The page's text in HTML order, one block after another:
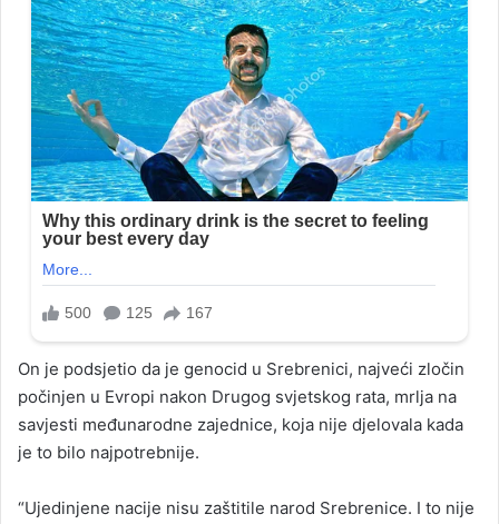
On je podsjetio da je genocid u Srebrenici, najveći zločin
počinjen u Evropi nakon Drugog svjetskog rata, mrlja na
savjesti međunarodne zajednice, koja nije djelovala kada
je to bilo najpotrebnije.
“Ujedinjene nacije nisu zaštitile narod Srebrenice. I to nije